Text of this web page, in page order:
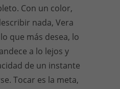
Con un color,
nada, Vera
que más desea, lo
a lo lejos y
de un instante
Tocar es la meta,